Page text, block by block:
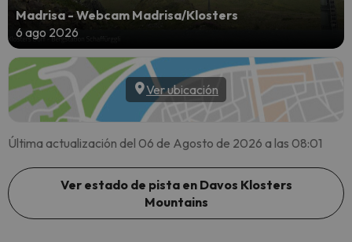
Madrisa - Webcam Madrisa/Klosters
6 ago 2026
Ver ubicación
Última actualización del 06 de Agosto de 2026 a las 08:01
Ver estado de pista en Davos Klosters
Mountains